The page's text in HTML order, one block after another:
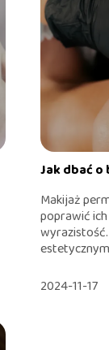
Jak dbać
Makijaż
poprawić
2024-11-17